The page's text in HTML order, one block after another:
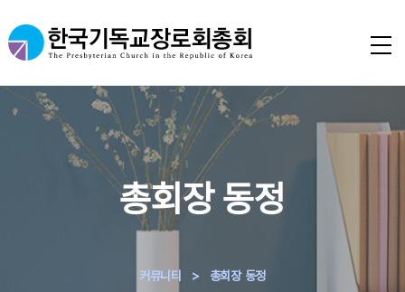
총회장 동정
커뮤니티 > 총회장 동정